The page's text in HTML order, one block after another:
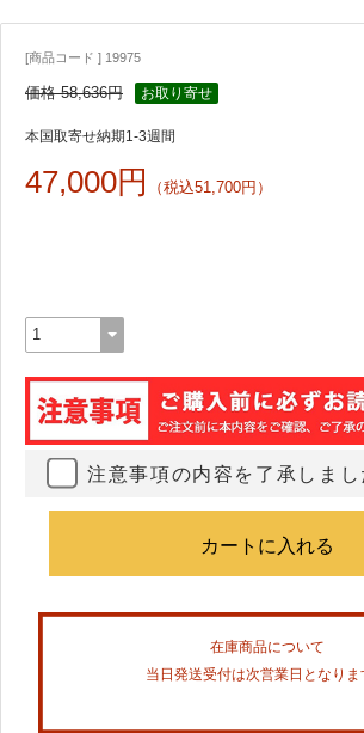
[商品コード ] 19975
価格 58,636円 お取り寄せ
本国取寄せ納期1-3週間
47,000円 （税込51,700円）
注意事項の内容を了承しまし
在庫商品について
当日発送受付は次営業日となりま